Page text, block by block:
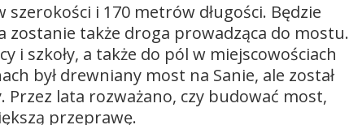
i 170 metrów długości. Będzie
także droga prowadząca do mostu.
i szkoły, a także do pól w miejscowościach
był drewniany most na Sanie, ale został
lata rozważano, czy budować most,
przeprawę.